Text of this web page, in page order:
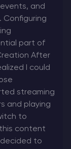
and
part of
After
I could
streaming
and playing
to
content
decided to